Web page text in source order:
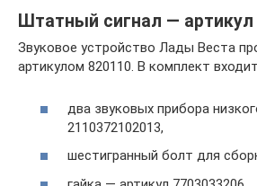
Штатный сигнал — артикул
Звуковое устройство Лады Веста
артикулом 820110. В комплект
два звуковых прибора
2110372102013,
шестигранный болт для